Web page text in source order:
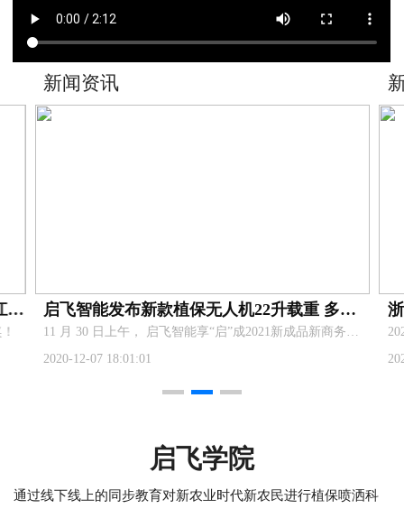
喜报！杭州启飞智能科技有限公司荣获浙江省技术进步一等奖！
新闻资讯
启飞智能发布新款植保无人机22升载重 多功能机架 AG3Pro核心部件
2020-12-07 18:01:01
启飞学院
通过线下线上的同步教育对新农业时代新农民进行植保喷洒科